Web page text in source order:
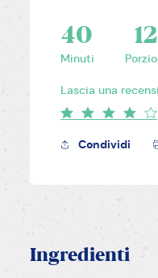
40
Minuti
12
Lascia una
Condividi
Ingredienti